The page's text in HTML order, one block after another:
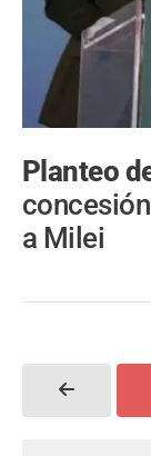
Planteo
a Milei